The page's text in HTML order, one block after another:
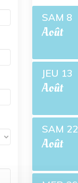
SAM 8
Août
JEU 13
Août
SAM 22
Août